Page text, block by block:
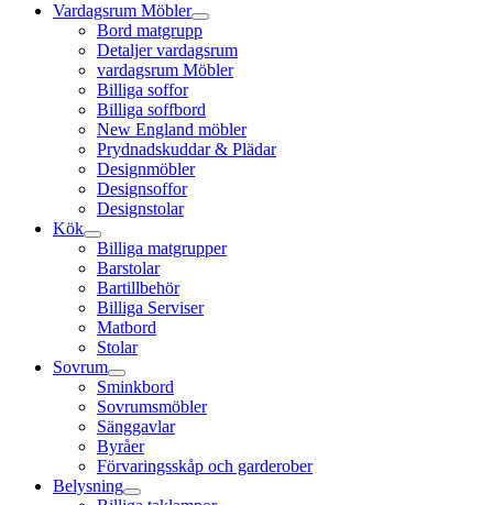
Vardagsrum Möbler
Bord matgrupp
Detaljer vardagsrum
vardagsrum Möbler
Billiga soffor
Billiga soffbord
New England möbler
Prydnadskuddar & Plädar
Designmöbler
Designsoffor
Designstolar
Kök
Billiga matgrupper
Barstolar
Bartillbehör
Billiga Serviser
Matbord
Stolar
Sovrum
Sminkbord
Sovrumsmöbler
Sänggavlar
Byråer
Förvaringsskåp och garderober
Belysning